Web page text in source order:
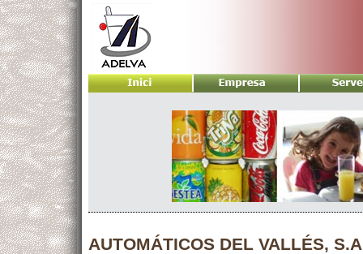
AUTOMÁTICOS DEL VALLÉS,